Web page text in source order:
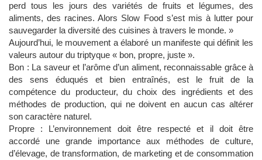
perd tous les jours des variétés de fruits et légumes, des
aliments, des racines. Alors Slow Food s’est mis à lutter pour
sauvegarder la diversité des cuisines à travers le monde. »
Aujourd’hui, le mouvement a élaboré un manifeste qui définit les
valeurs autour du triptyque « bon, propre, juste ».
Bon : La saveur et l’arôme d’un aliment, reconnaissable grâce à
des sens éduqués et bien entraînés, est le fruit de la
compétence du producteur, du choix des ingrédients et des
méthodes de production, qui ne doivent en aucun cas altérer
son caractère naturel.
Propre : L’environnement doit être respecté et il doit être
accordé une grande importance aux méthodes de culture,
d’élevage, de transformation, de marketing et de consommation